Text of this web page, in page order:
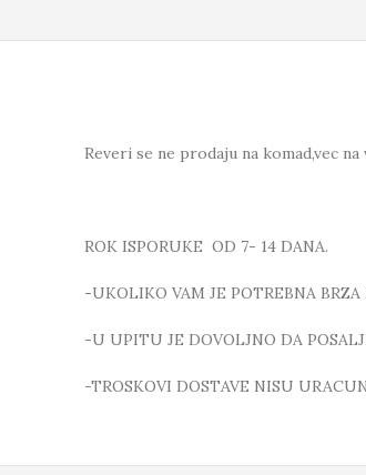
Reveri se ne prodaju na komad,vec na
ROK ISPORUKE OD 7- 14 DANA.
-UKOLIKO VAM JE POTREBNA
-U UPITU JE DOVOLJNO DA
-TROSKOVI DOSTAVE NISU